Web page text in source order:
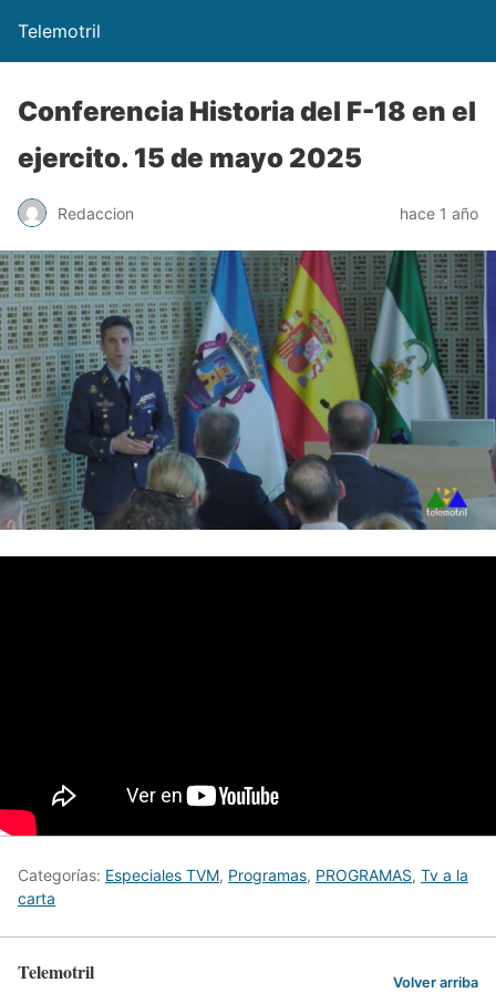
Telemotril
Conferencia Historia del F-18 en el
ejercito. 15 de mayo 2025
Redaccion hace 1 año
Categorías: Especiales TVM, Programas, PROGRAMAS, Tv a la
carta
Telemotril Volver arriba